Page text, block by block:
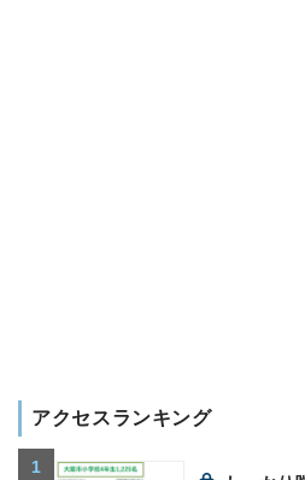
アクセスランキング